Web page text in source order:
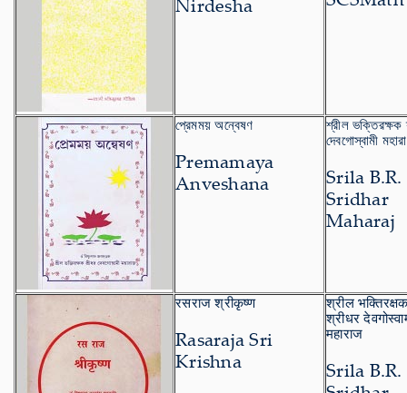
প্রেমময় অন্বেষণ
Premamaya
Anveshana
শ্রীল ভক্তিরক্ষক
দেবগোস্বামী
Srila B.R.
Sridhar
Maharaj
रसराज श्रीकृष्ण
Rasaraja Sri
Krishna
श्रील
श्रीधर
महाराज
Srila B.R.